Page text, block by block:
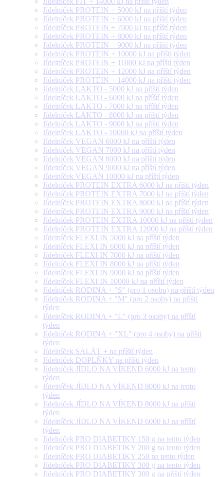
Jídelníček PROTEIN + 5000 kJ na příští týden
Jídelníček PROTEIN + 6000 kJ na příští týden
Jídelníček PROTEIN + 7000 kJ na příští týden
Jídelníček PROTEIN + 8000 kJ na příští týden
Jídelníček PROTEIN + 9000 kJ na příští týden
Jídelníček PROTEIN + 10000 kJ na příští týden
Jídelníček PROTEIN + 11000 kJ na příští týden
Jídelníček PROTEIN + 12000 kJ na příští týden
Jídelníček PROTEIN + 14000 kJ na příští týden
Jídelníček LAKTO - 5000 kJ na příští týden
Jídelníček LAKTO - 6000 kJ na příští týden
Jídelníček LAKTO - 7000 kJ na příští týden
Jídelníček LAKTO - 8000 kJ na příští týden
Jídelníček LAKTO - 9000 kJ na příští týden
Jídelníček LAKTO - 10000 kJ na příští týden
Jídelníček VEGAN 6000 kJ na příští týden
Jídelníček VEGAN 7000 kJ na příští týden
Jídelníček VEGAN 8000 kJ na příští týden
Jídelníček VEGAN 9000 kJ na příští týden
Jídelníček VEGAN 10000 kJ na příští týden
Jídelníček PROTEIN EXTRA 6000 kJ na příští týden
Jídelníček PROTEIN EXTRA 7000 kJ na příští týden
Jídelníček PROTEIN EXTRA 8000 kJ na příští týden
Jídelníček PROTEIN EXTRA 9000 kJ na příští týden
Jídelníček PROTEIN EXTRA 10000 kJ na příští týden
Jídelníček PROTEIN EXTRA 12000 kJ na příští týden
Jídelníček FLEXI IN 5000 kJ na příští týden
Jídelníček FLEXI IN 6000 kJ na příští týden
Jídelníček FLEXI IN 7000 kJ na příští týden
Jídelníček FLEXI IN 8000 kJ na příští týden
Jídelníček FLEXI IN 9000 kJ na příští týden
Jídelníček FLEXI IN 10000 kJ na příští týden
Jídelníček RODINA + "S" (pro 1 osobu) na příští týden
Jídelníček RODINA + "M" (pro 2 osoby) na příští
týden
Jídelníček RODINA + "L" (pro 3 osoby) na příští
týden
Jídelníček RODINA + "XL" (pro 4 osoby) na příští
týden
Jídelníček SALÁT + na příští týden
Jídelníček DOPLŇKY na příští týden
Jídelníček JÍDLO NA VÍKEND 6000 kJ na tento
týden
Jídelníček JÍDLO NA VÍKEND 8000 kJ na tento
týden
Jídelníček JÍDLO NA VÍKEND 8000 kJ na příští
týden
Jídelníček JÍDLO NA VÍKEND 6000 kJ na příští
týden
Jídelníček PRO DIABETIKY 150 g na tento týden
Jídelníček PRO DIABETIKY 200 g na tento týden
Jídelníček PRO DIABETIKY 250 na tento týden
Jídelníček PRO DIABETIKY 300 g na tento týden
Jídelníček PRO DIABETIKY 300 g na příští týden